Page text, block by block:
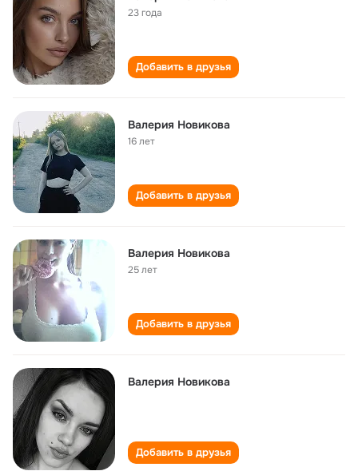
23 года
Добавить в друзья
Валерия Новикова
16 лет
Добавить в друзья
Валерия Новикова
25 лет
Добавить в друзья
Валерия Новикова
Добавить в друзья